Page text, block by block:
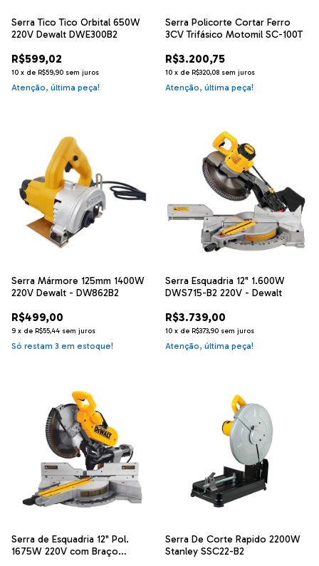
Serra Tico Tico Orbital 650W
220V Dewalt DWE300B2
R$599,02
10 x de R$59,90 sem juros
Atenção, última peça!
Serra Policorte Cortar Ferro
3CV Trifásico Motomil SC-100T
R$3.200,75
10 x de R$320,08 sem juros
Atenção, última peça!
Serra Mármore 125mm 1400W
220V Dewalt - DW862B2
R$499,00
9 x de R$55,44 sem juros
Só restam 3 em estoque!
Serra Esquadria 12" 1.600W
DWS715-B2 220V - Dewalt
R$3.739,00
10 x de R$373,90 sem juros
Atenção, última peça!
Serra de Esquadria 12" Pol.
1675W 220V com Braço
Serra De Corte Rapido 2200W
Stanley SSC22-B2